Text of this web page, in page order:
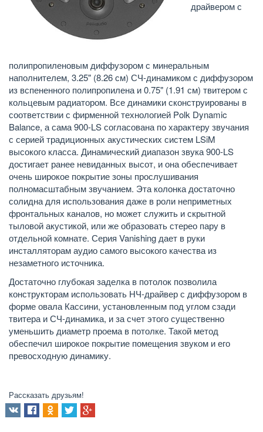
драйвером с
полипропиленовым диффузором с минеральным
наполнителем, 3.25" (8.26 см) СЧ-динамиком с диффузором
из вспененного полипропилена и 0.75" (1.91 см) твитером с
кольцевым радиатором. Все динамики сконструированы в
соответствии с фирменной технологией Polk Dynamic
Balance, а сама 900-LS согласована по характеру звучания
с серией традиционных акустических систем LSiM
высокого класса. Динамический диапазон звука 900-LS
достигает ранее невиданных высот, и она обеспечивает
очень широкое покрытие зоны прослушивания
полномасштабным звучанием. Эта колонка достаточно
солидна для использования даже в роли неприметных
фронтальных каналов, но может служить и скрытной
тыловой акустикой, или же образовать стерео пару в
отдельной комнате. Серия Vanishing дает в руки
инсталляторам аудио самого высокого качества из
незаметного источника.
Достаточно глубокая заделка в потолок позволила
конструкторам использовать НЧ-драйвер с диффузором в
форме овала Кассини, установленным под углом сзади
твитера и СЧ-динамика, и за счет этого существенно
уменьшить диаметр проема в потолке. Такой метод
обеспечил широкое покрытие помещения звуком и его
превосходную динамику.
Рассказать друзьям!